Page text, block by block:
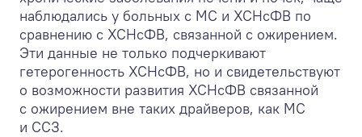
наблюдались у больных с МС и ХСНсФВ по
сравнению с ХСНсФВ, связанной с ожирением.
Эти данные не только подчеркивают
гетерогенность ХСНсФВ, но и свидетельствуют
о возможности развития ХСНсФВ связанной
с ожирением вне таких драйверов, как МС
и ССЗ.